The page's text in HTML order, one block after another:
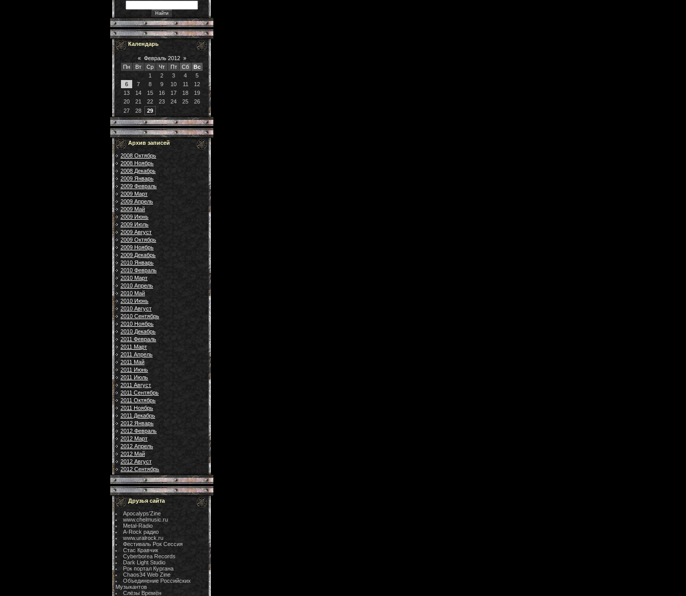
Календарь
« Февраль 2012 »
Пн
Вт Ср Чт Пт Сб
Вс
1
2 3 4
5
6
7 8 9 10 11
12
13
14 15 16 17 18
19
20
21 22 23 24 25
26
27
28 29
Архив записей
2008 Октябрь
2008 Ноябрь
2008 Декабрь
2009 Январь
2009 Февраль
2009 Март
2009 Апрель
2009 Май
2009 Июнь
2009 Июль
2009 Август
2009 Октябрь
2009 Ноябрь
2009 Декабрь
2010 Январь
2010 Февраль
2010 Март
2010 Апрель
2010 Май
2010 Июнь
2010 Август
2010 Сентябрь
2010 Ноябрь
2010 Декабрь
2011 Февраль
2011 Март
2011 Апрель
2011 Май
2011 Июнь
2011 Июль
2011 Август
2011 Сентябрь
2011 Октябрь
2011 Ноябрь
2011 Декабрь
2012 Январь
2012 Февраль
2012 Март
2012 Апрель
2012 Май
2012 Август
2012 Сентябрь
Друзья сайта
Apocalyps'Zine
www.chelmusic.ru
Metal-Radio
A-Rock радио
www.uralrock.ru
Фестиваль Рок Сессия
Стас Кравчик
Cyberborea Records
Dark Light Studio
Рок портал Кургана
Chaos34 Web Zine
Объединение Российских
Музыкантов
Слёзы Времён